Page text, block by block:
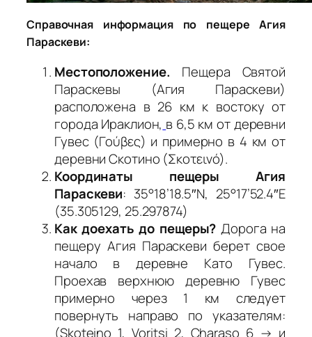
Справочная информация по пещере Агия
Параскеви:
Местоположение. Пещера Святой
Параскевы (Агия Параскеви)
расположена в 26 км к востоку от
города Ираклион, в 6,5 км от деревни
Гувес (Γούβες) и примерно в 4 км от
деревни Скотино (Σκοτεινό).
Координаты пещеры Агия
Параскеви: 35°18’18.5″N, 25°17’52.4″E
(35.305129, 25.297874)
Как доехать до пещеры? Дорога на
пещеру Агия Параскеви берет свое
начало в деревне Като Гувес.
Проехав верхнюю деревню Гувес
примерно через 1 км следует
повернуть направо по указателям:
(Skoteino 1, Voritsi 2, Charaso 6 → и